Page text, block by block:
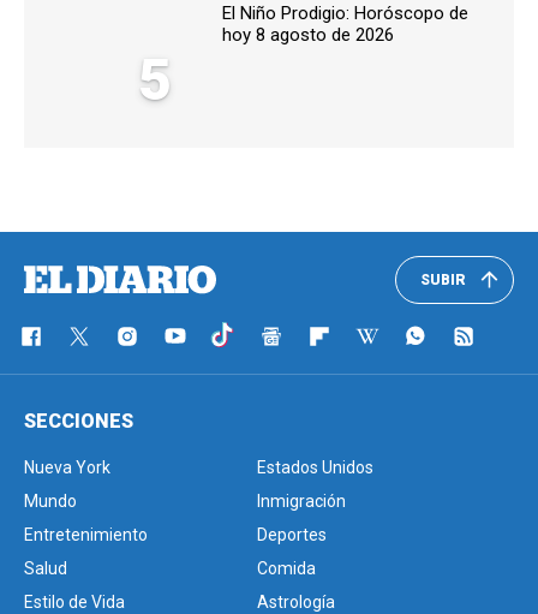
5
El Niño Prodigio: Horóscopo de
hoy 8 agosto de 2026
SUBIR
SECCIONES
Nueva York
Estados Unidos
Mundo
Inmigración
Entretenimiento
Deportes
Salud
Comida
Estilo de Vida
Astrología